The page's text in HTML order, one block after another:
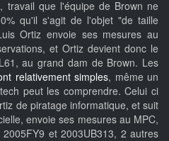
travail que l'équipe de Brown ne
qu'il s'agit de l'objet "de taille
Ortiz envoie ses mesures au
et Ortiz devient donc le
au grand dam de Brown. Les
relativement simples, même un
peut les comprendre. Celui ci
de piratage informatique, et suit
envoie ses mesures au MPC,
et 2003UB313, 2 autres